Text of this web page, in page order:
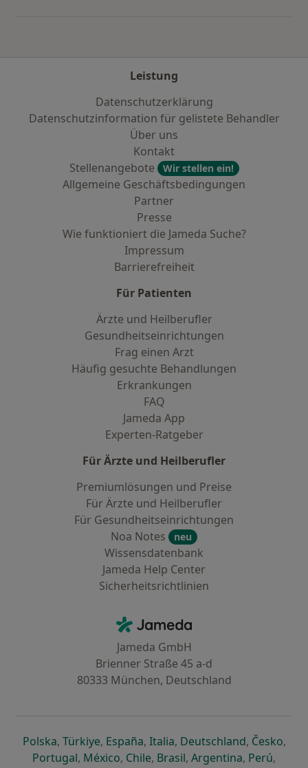
Leistung
Datenschutzerklärung
Datenschutzinformation für gelistete Behandler
Über uns
Kontakt
Stellenangebote
Wir stellen ein!
Allgemeine Geschäftsbedingungen
Partner
Presse
Wie funktioniert die Jameda Suche?
Impressum
Barrierefreiheit
Für Patienten
Ärzte und Heilberufler
Gesundheitseinrichtungen
Frag einen Arzt
Häufig gesuchte Behandlungen
Erkrankungen
FAQ
Jameda App
Experten-Ratgeber
Für Ärzte und Heilberufler
Premiumlösungen und Preise
Für Ärzte und Heilberufler
Für Gesundheitseinrichtungen
Noa Notes
neu
Wissensdatenbank
Jameda Help Center
Sicherheitsrichtlinien
Jameda - Startseite
Jameda GmbH
Brienner Straße 45 a-d
80333 München, Deutschland
Polskaöffnet in einer neuen Registerkarte
, Türkiyeöffnet in einer neuen Registerkarte
, Españaöffnet in einer neuen
, Italiaöffnet in einer neuen
, Deutschlandöffnet in
, Česko,
Portugalöffnet in einer neuen Registerkarte
, Méxicoöffnet in einer neuen Registerkarte
, Chileöffnet in einer neuen
, Brasilöffnet in einer neuen
, Argentinaöffnet in
, Perúöffnet
,